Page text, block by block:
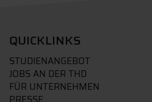
QUICKLINKS
STUDIENANGEBOT
JOBS AN DER THD
FÜR UNTERNEHMEN